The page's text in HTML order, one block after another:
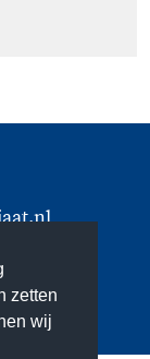
zetten
wij